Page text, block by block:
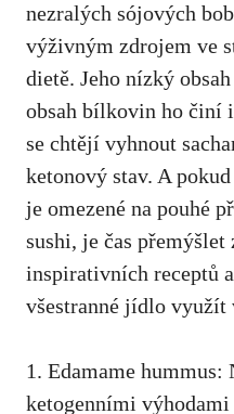
nezralých sójových
výživným ​zdrojem ve
dietě. Jeho nízký
obsah bílkovin ho činí
se chtějí ‍vyhnout
ketonový stav. A
je omezené na pouhé
sushi, je ‍čas
inspirativních ‍receptů‌
všestranné jídlo využít
1. Edamame
ketogenními výhodami